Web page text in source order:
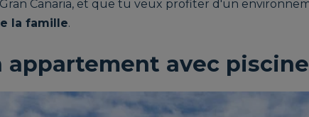
Canaria, et que tu veux profiter d'un
la famille.
avec